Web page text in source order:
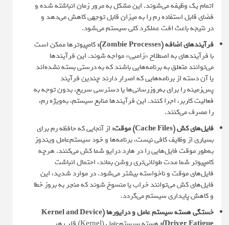
اتمام یک وظیفه می‌شوند. این مشکل به مرور زمان انباشته شده و
فضای قابل استفاده رم را به میزان قابل توجهی کاهش می‌دهد و
در نتیجه باعث افت عملکرد کلی سیستم می‌شود.
فرآیندهای اضافه (Zombie Processes):
کامپیوترها ممکن است
با فرآیندهای به اصطلاح «زامبی» مواجه شوند. این فرآیندها
می‌توانند متعلق به برنامه‌هایی باشند که به درستی بسته نشده‌اند
یا آن دسته از برنامه‌هایی که اصرار دارند چندین فرآیند
پس‌زمینه را برای به‌روزرسانی‌ها یا دسترسی سریع، بدون توجه به
فعالیت کاربر، اجرا کنند. این فرآیندها منابع سیستم، به‌ویژه رم،
را مصرف می‌کنند.
فایل‌های کش (Cache Files) موقت:
از آنجایی که حافظه رم برای
بسیاری از وظایف کافی نیست، برنامه‌ها و خود سیستم‌عامل ویندوز
به‌طور موقت فایل‌هایی را در هارد درایو شما کش می‌کنند. هرچه
کامپیوتر شما مدت طولانی‌تری روشن بماند، احتمال انباشت
فایل‌های موقت و ناخواسته بیشتر می‌شود. در موارد شدید، این
فایل‌های کش می‌توانند خراب یا منسوخ شوند که منجر به بروز خطا
و کاهش پایداری سیستم می‌گردد.
خستگی هسته سیستم عامل و درایورها (Kernel and Device